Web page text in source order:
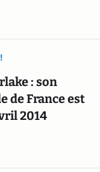
: son
de France est
2014